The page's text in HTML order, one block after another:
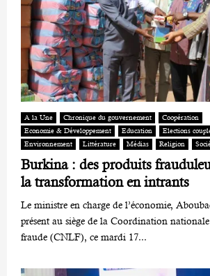
A la Une Chronique du gouvernement
Coopération
Economie & Développement
Education
Elections
Environnement
Littérature Médias Religion
Burkina : des produits
la transformation en intrants
Le ministre en charge de l’économie,
présent au siège de la Coordination
fraude (CNLF), ce mardi 17...